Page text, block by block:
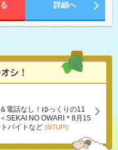
詳細へ
電話なし！ゆっくりの11
SEKAI NO OWARI＊8月15
バイトなど (8/7UP!)